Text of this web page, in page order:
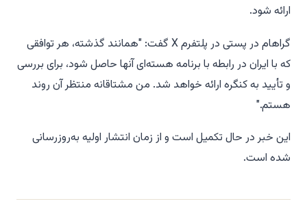
ارائه شود.
گراهام در پستی در پلتفرم X گفت: "همانند گذشته، هر توافقی
که با ایران در رابطه با برنامه هسته‌ای آنها حاصل شود، برای بررسی
و تأیید به کنگره ارائه خواهد شد. من مشتاقانه منتظر آن روند
هستم."
این خبر در حال تکمیل است و از زمان انتشار اولیه به‌روزرسانی
شده است.